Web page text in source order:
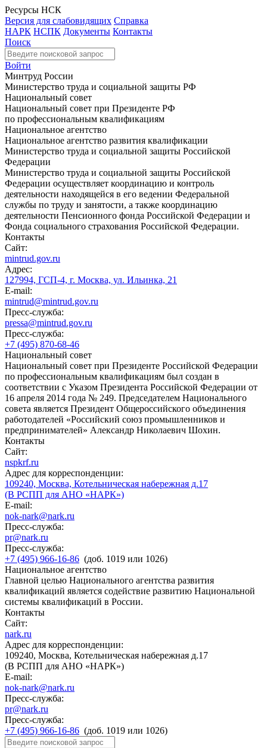
Ресурсы НСК
Версия для слабовидящих Справка
НАРК НСПК Документы Контакты
Поиск
Войти
Минтруд России
Министерство труда и социальной защиты РФ
Национальный совет
Национальный совет при Президенте РФ
по профессиональным квалификациям
Национальное агентство
Национальное агентство развития квалификации
Министерство труда и социальной защиты Российской
Федерации
Министерство труда и социальной защиты Российской
Федерации осуществляет координацию и контроль
деятельности находящейся в его ведении Федеральной
службы по труду и занятости, а также координацию
деятельности Пенсионного фонда Российской Федерации и
Фонда социального страхования Российской Федерации.
Контакты
Сайт:
mintrud.gov.ru
Адрес:
127994, ГСП-4, г. Москва, ул. Ильинка, 21
E-mail:
mintrud@mintrud.gov.ru
Пресс-служба:
pressa@mintrud.gov.ru
Пресс-служба:
+7 (495) 870-68-46
Национальный совет
Национальный совет при Президенте Российской Федерации
по профессиональным квалификациям был создан в
соответствии с Указом Президента Российской Федерации от
16 апреля 2014 года № 249. Председателем Национального
совета является Президент Общероссийского объединения
работодателей «Российский союз промышленников и
предпринимателей» Александр Николаевич Шохин.
Контакты
Сайт:
nspkrf.ru
Адрес для корреспонденции:
109240, Москва, Котельническая набережная д.17
(В РСПП для АНО «НАРК»)
E-mail:
nok-nark@nark.ru
Пресс-служба:
pr@nark.ru
Пресс-служба:
+7 (495) 966-16-86 (доб. 1019 или 1026)
Национальное агентство
Главной целью Национального агентства развития
квалификаций является содействие развитию Национальной
системы квалификаций в России.
Контакты
Сайт:
nark.ru
Адрес для корреспонденции:
109240, Москва, Котельническая набережная д.17
(В РСПП для АНО «НАРК»)
E-mail:
nok-nark@nark.ru
Пресс-служба:
pr@nark.ru
Пресс-служба:
+7 (495) 966-16-86 (доб. 1019 или 1026)